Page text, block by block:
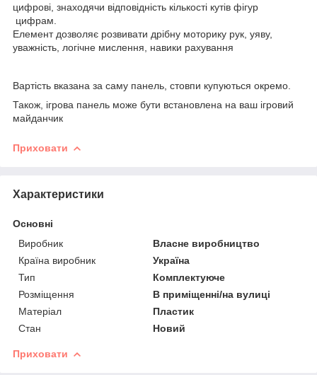
цифрові, знаходячи відповідність кількості кутів фігур
цифрам.
Елемент дозволяє розвивати дрібну моторику рук, уяву,
уважність, логічне мислення, навики рахування
Вартість вказана за саму панель, стовпи купуються окремо.
Також, ігрова панель може бути встановлена на ваш ігровий
майданчик
Приховати
Характеристики
Основні
Виробник
Власне виробництво
Країна виробник
Україна
Тип
Комплектуюче
Розміщення
В приміщенні/на вулиці
Матеріал
Пластик
Стан
Новий
Приховати